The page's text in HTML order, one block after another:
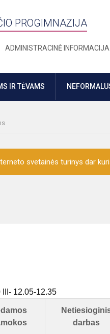
PROGIMNAZIJA
ADMINISTRACINĖ INFORMACIJA
IR TĖVAMS
svetainės turinys dar
III- 12.05-12.35
darbas